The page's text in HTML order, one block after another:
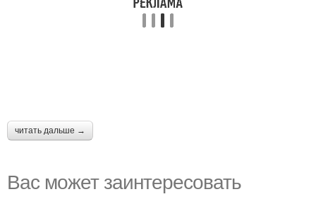
читать дальше →
Вас может заинтересовать